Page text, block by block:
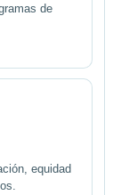
de
equidad